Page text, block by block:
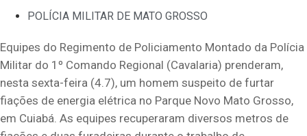
POLÍCIA MILITAR DE MATO GROSSO
Equipes do Regimento de Policiamento Montado da Polícia
Militar do 1º Comando Regional (Cavalaria) prenderam,
nesta sexta-feira (4.7), um homem suspeito de furtar
fiações de energia elétrica no Parque Novo Mato Grosso,
em Cuiabá. As equipes recuperaram diversos metros de